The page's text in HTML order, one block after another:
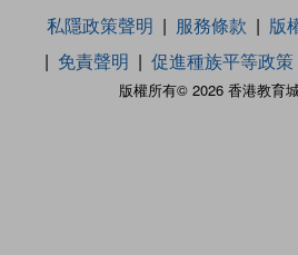
版權所有© 2026 香港教育
私隱政策聲明 服務條款
版
免責聲明
促進種族平等政策